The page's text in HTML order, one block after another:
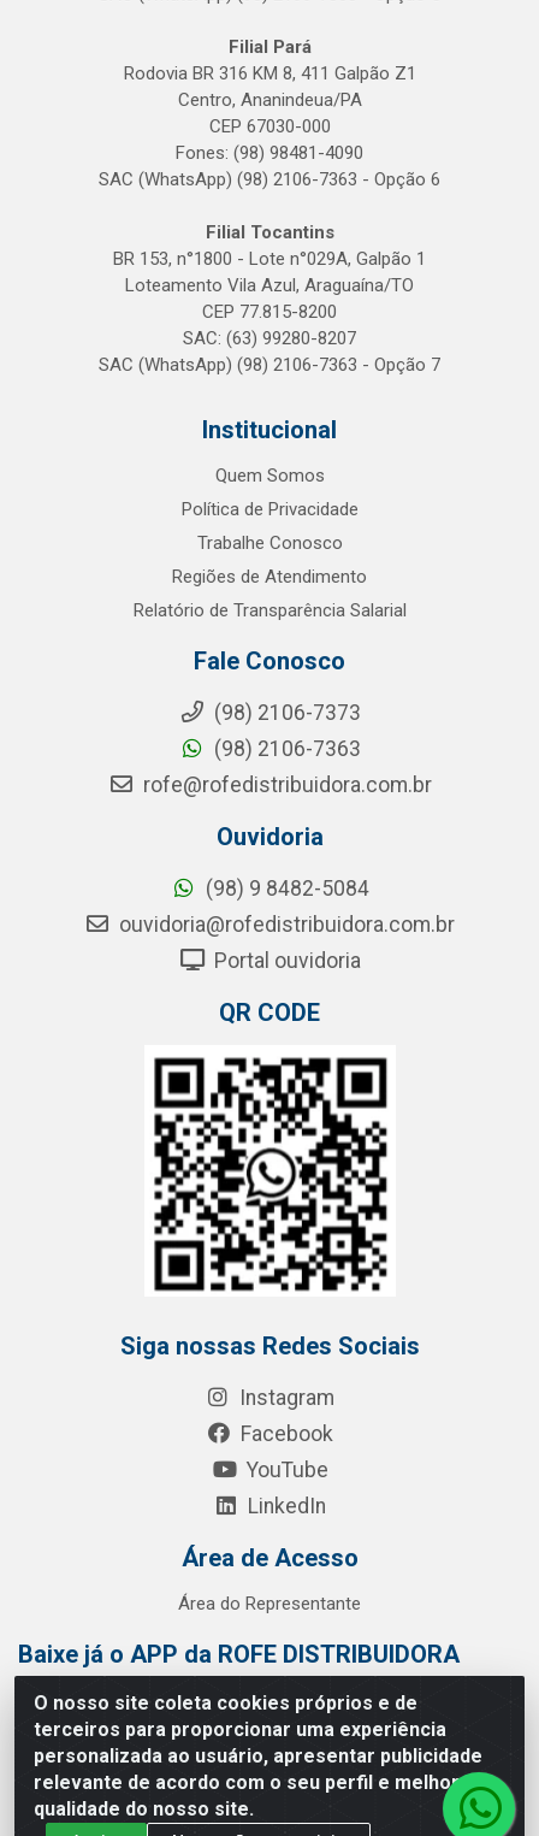
O nosso site coleta cookies próprios e de
terceiros para proporcionar uma experiência
personalizada ao usuário, apresentar publicidade
relevante de acordo com o seu perfil e melhorar a
qualidade do nosso site.
Filial Pará
Rodovia BR 316 KM 8, 411 Galpão Z1
Centro, Ananindeua/PA
CEP 67030-000
Fones: (98) 98481-4090
SAC (WhatsApp) (98) 2106-7363 - Opção 6
Filial Tocantins
BR 153, n°1800 - Lote n°029A, Galpão 1
Loteamento Vila Azul, Araguaína/TO
CEP 77.815-8200
SAC: (63) 99280-8207
SAC (WhatsApp) (98) 2106-7363 - Opção 7
Institucional
Quem Somos
Política de Privacidade
Trabalhe Conosco
Regiões de Atendimento
Relatório de Transparência Salarial
Fale Conosco
(98) 2106-7373
(98) 2106-7363
rofe@rofedistribuidora.com.br
Ouvidoria
(98) 9 8482-5084
ouvidoria@rofedistribuidora.com.br
Portal ouvidoria
QR CODE
Siga nossas Redes Sociais
Instagram
Facebook
YouTube
LinkedIn
Área de Acesso
Área do Representante
Baixe já o APP da ROFE DISTRIBUIDORA